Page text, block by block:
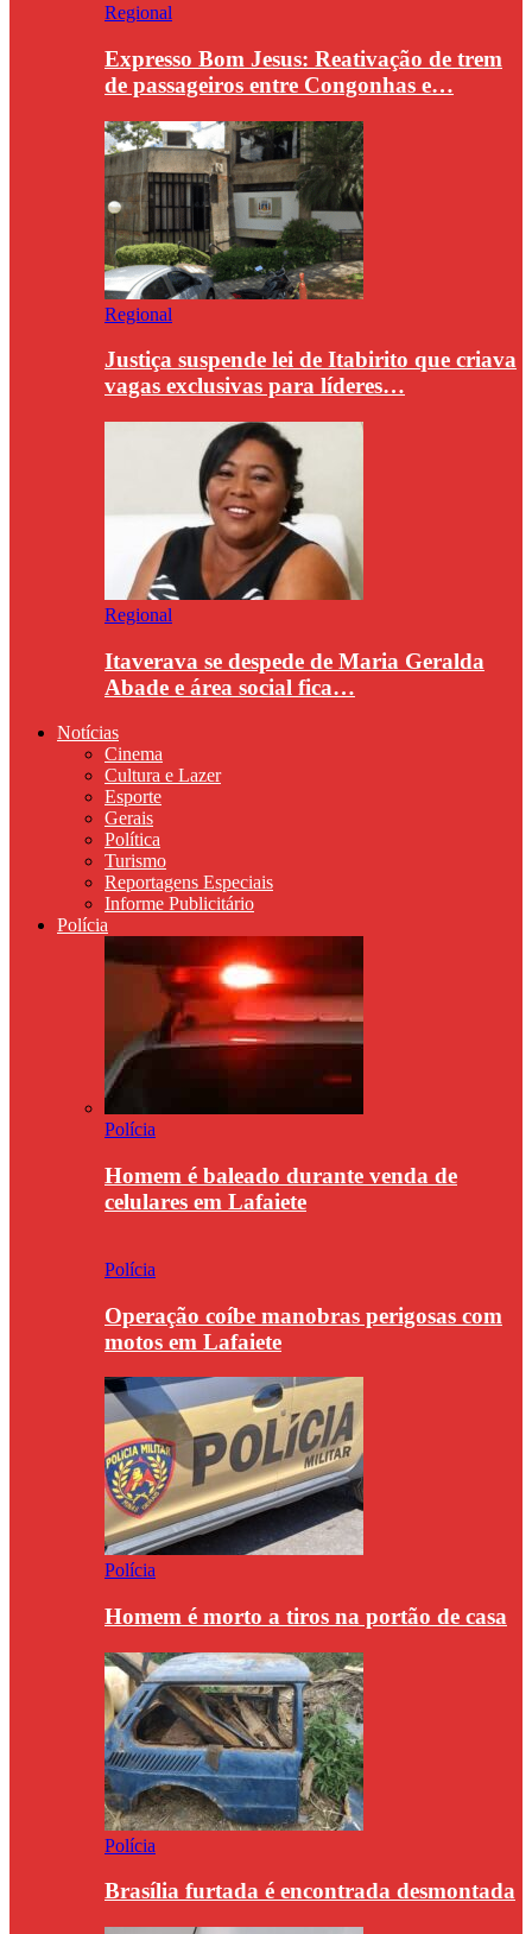
Regional
Expresso Bom Jesus: Reativação de trem
de passageiros entre Congonhas e…
Regional
Justiça suspende lei de Itabirito que criava
vagas exclusivas para líderes…
Regional
Itaverava se despede de Maria Geralda
Abade e área social fica…
Notícias
Cinema
Cultura e Lazer
Esporte
Gerais
Política
Turismo
Reportagens Especiais
Informe Publicitário
Polícia
Polícia
Homem é baleado durante venda de
celulares em Lafaiete
Polícia
Operação coíbe manobras perigosas com
motos em Lafaiete
Polícia
Homem é morto a tiros na portão de casa
Polícia
Brasília furtada é encontrada desmontada